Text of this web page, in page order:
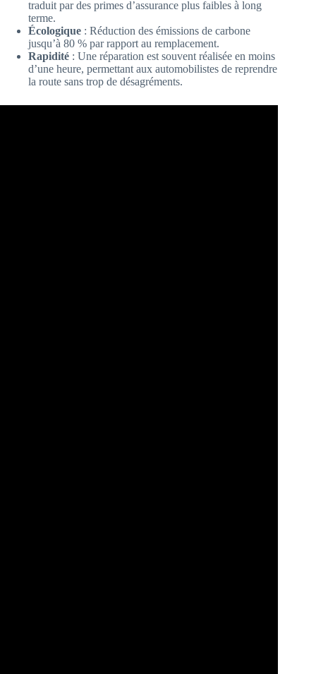
traduit par des primes d’assurance plus faibles à long
terme.
Écologique : Réduction des émissions de carbone
jusqu’à 80 % par rapport au remplacement.
Rapidité : Une réparation est souvent réalisée en moins
d’une heure, permettant aux automobilistes de reprendre
la route sans trop de désagréments.